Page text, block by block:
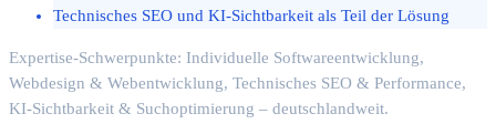
Technisches SEO und KI-Sichtbarkeit als Teil der Lösung
Expertise-Schwerpunkte: Individuelle Softwareentwicklung,
Webdesign & Webentwicklung, Technisches SEO & Performance,
KI-Sichtbarkeit & Suchoptimierung – deutschlandweit.